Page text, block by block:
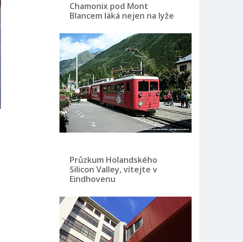
Chamonix pod Mont
Blancem láká nejen na lyže
Průzkum Holandského
Silicon Valley, vítejte v
Eindhovenu